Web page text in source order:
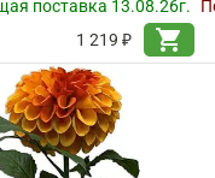
поставка 13.08.26г.
1 219 ₽
shopping_cart